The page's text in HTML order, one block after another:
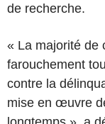
de recherche.
« La majorité de
farouchement
contre la
mise en œuvre